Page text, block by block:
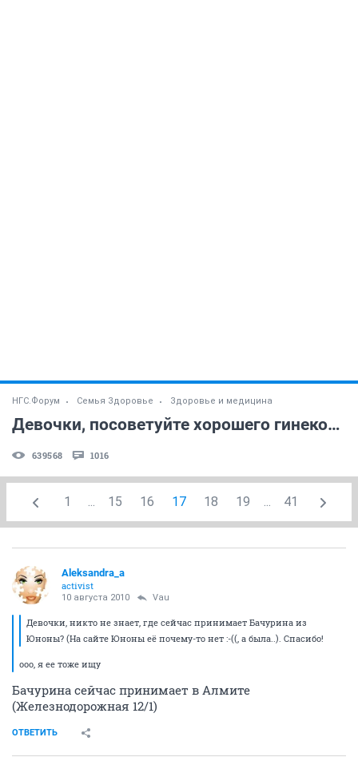
НГС.Форум Семья Здоровье Здоровье и медицина
Девочки, посоветуйте хорошего гинеколога!
639568 1016
1 ... 15 16 17 18 19 ... 41
Aleksandra_a
activist
10 августа 2010 Vau
Девочки, никто не знает, где сейчас принимает Бачурина из
Юноны? (На сайте Юноны её почему-то нет :-((, а была..). Спасибо!
ооо, я ее тоже ищу
Бачурина сейчас принимает в Алмите
(Железнодорожная 12/1)
ОТВЕТИТЬ